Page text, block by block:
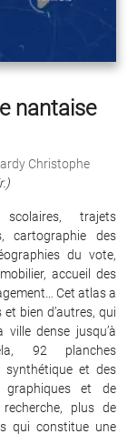
nantaise
Christophe
trajets
cartographie des
du vote,
accueil des
Cet atlas a
bien d’autres, qui
dense jusqu’à
92 planches
synthétique et des
et de
plus de
qui constitue une